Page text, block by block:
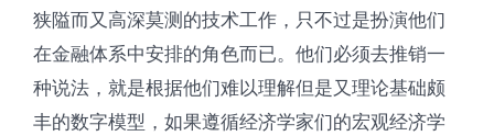
狭隘而又高深莫测的技术工作，只不过是扮演他们
在金融体系中安排的角色而已。他们必须去推销一
种说法，就是根据他们难以理解但是又理论基础颇
丰的数字模型，如果遵循经济学家们的宏观经济学